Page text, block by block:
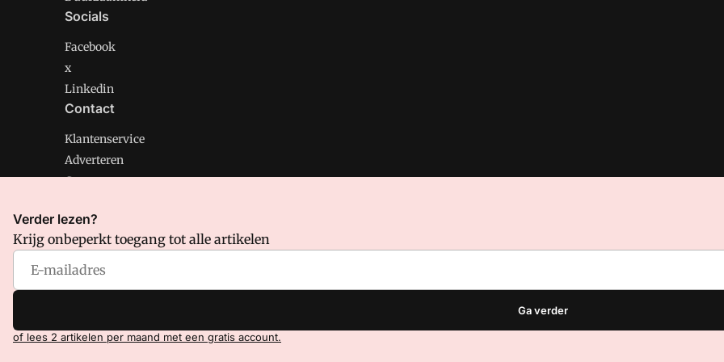
Socials
Facebook
x
Linkedin
Contact
Klantenservice
Adverteren
Contact
CMweb is onderdeel van VMN media. Lees inons manifestwaar VMN media voor staat. Op gebruik van deze site zijn de
Voorwaarden
Verder lezen?
Krijg onbeperkt toegang tot alle artikelen
Ga verder
of lees 2 artikelen per maand met een gratis account.